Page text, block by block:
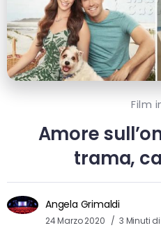
Film
Amore
trama,
Angela Grimaldi
24 Marzo 2020 3 Minuti